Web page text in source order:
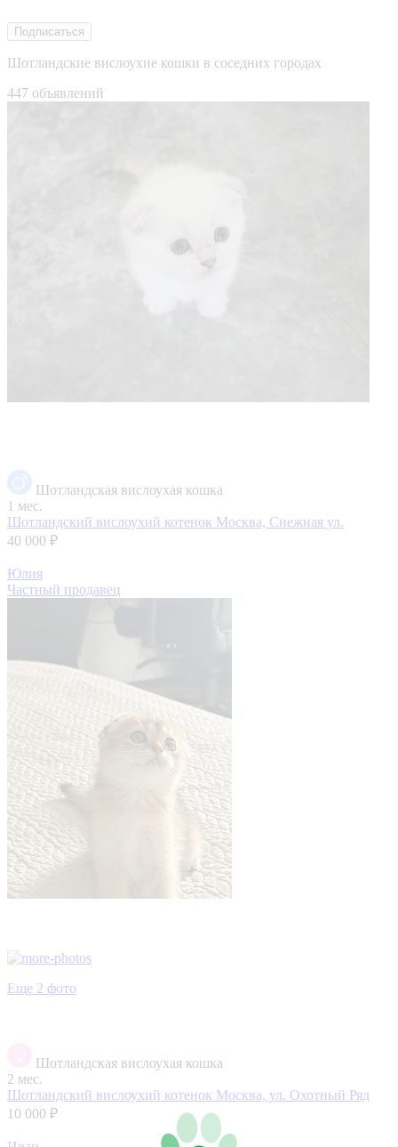
Подписаться
Шотландские вислоухие кошки в соседних городах
447 объявлений
Шотландская вислоухая кошка
1 мес.
Шотландский вислоухий котенок Москва, Снежная ул.
40 000 ₽
Юлия
Частный продавец
Еще 2 фото
Шотландская вислоухая кошка
2 мес.
Шотландский вислоухий котенок Москва, ул. Охотный Ряд
10 000 ₽